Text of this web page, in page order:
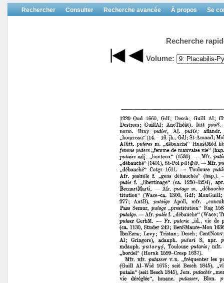
Rechercher Consulter Recherche avancée À propos Se
Recherche
Volume: